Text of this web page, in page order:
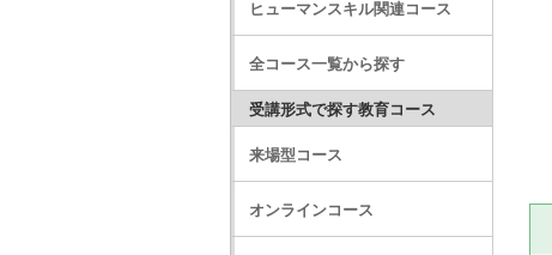
ヒューマンスキル関連コース
全コース一覧から探す
受講形式で探す教育コース
来場型コース
オンラインコース